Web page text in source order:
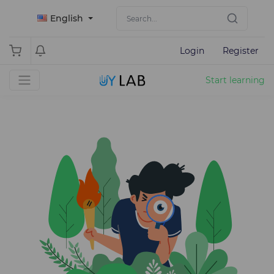
English
Login Register
Start learning